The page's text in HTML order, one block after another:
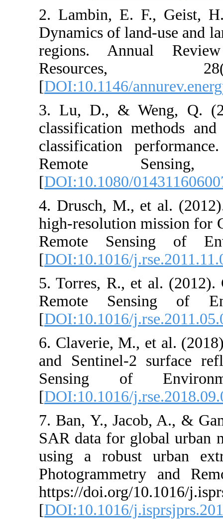
2. Lambin, E.
Dynamics of
regions.
[DOI:10.1146/
3. Lu, D., &
classification
classification
Remote
[DOI:10.1080/
4. Drusch, M.,
high-resolution
Remote
[DOI:10.1016/
5. Torres, R.,
Remote
[DOI:10.1016/
6. Claverie,
and Sentinel-
Sensing
[DOI:10.1016/
7. Ban, Y.,
SAR data for
using a
https://doi.org/
[DOI:10.1016/